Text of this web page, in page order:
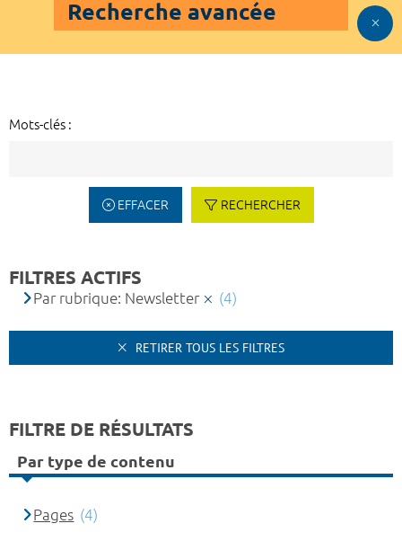
Recherche avancée
Mots-clés :
EFFACER RECHERCHER
FILTRES ACTIFS
Par rubrique: Newsletter (4)
RETIRER TOUS LES FILTRES
FILTRE DE RÉSULTATS
Par type de contenu
Pages (4)